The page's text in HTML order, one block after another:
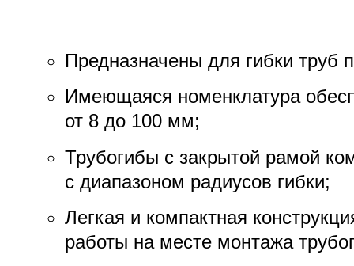
Предназначены для гибки труб
Имеющаяся номенклатура
от 8 до 100 мм;
Трубогибы с закрытой рамой
с диапазоном радиусов гибки;
Легкая и компактная
работы на месте монтажа